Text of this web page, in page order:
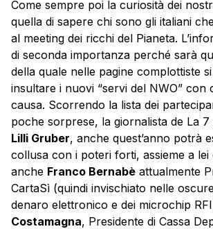
Come sempre poi la curiosità dei
quella di sapere chi sono gli italiani
al meeting dei ricchi del Pianeta.
di seconda importanza perché sarà
della quale nelle pagine complottiste
insultare i nuovi “servi del NWO” con
causa. Scorrendo la lista dei
poche sorprese, la giornalista de La
Lilli Gruber, anche quest’anno potrà
collusa con i poteri forti, assieme a lei
anche Franco Bernabè attualmente
CartaSì (quindi invischiato nelle
denaro elettronico e dei microchip
Costamagna, Presidente di Cassa